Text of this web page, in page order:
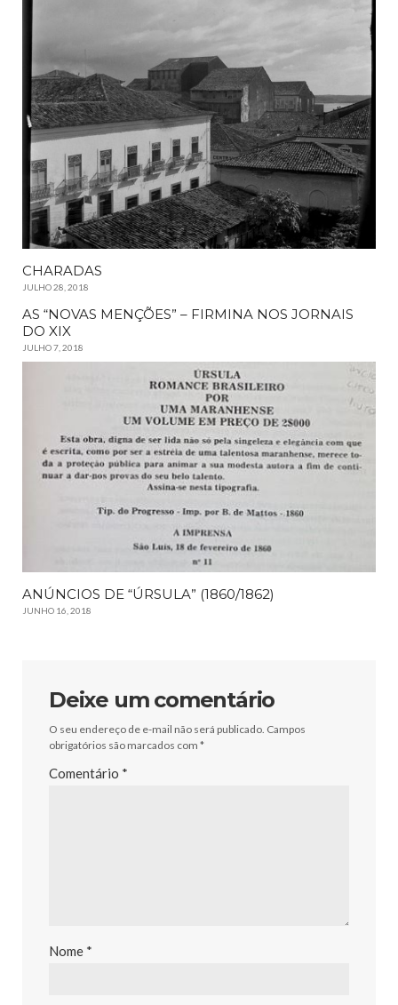
CHARADAS
JULHO 28, 2018
AS “NOVAS MENÇÕES” – FIRMINA NOS JORNAIS
DO XIX
JULHO 7, 2018
ANÚNCIOS DE “ÚRSULA” (1860/1862)
JUNHO 16, 2018
Deixe um comentário
O seu endereço de e-mail não será publicado. Campos
obrigatórios são marcados com *
Comentário *
Nome *